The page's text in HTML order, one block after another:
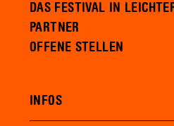
DAS FESTIVAL IN
PARTNER
OFFENE STELLEN
INFOS